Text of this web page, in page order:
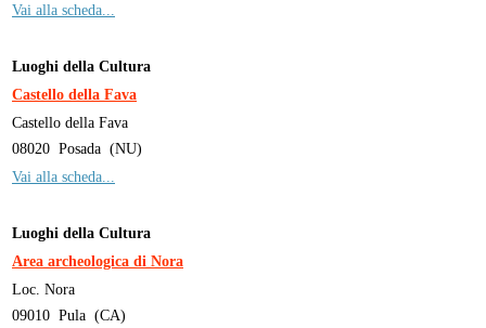
Vai alla scheda...
Luoghi della Cultura
Castello della Fava
Castello della Fava
08020 Posada (NU)
Vai alla scheda...
Luoghi della Cultura
Area archeologica di Nora
Loc. Nora
09010 Pula (CA)